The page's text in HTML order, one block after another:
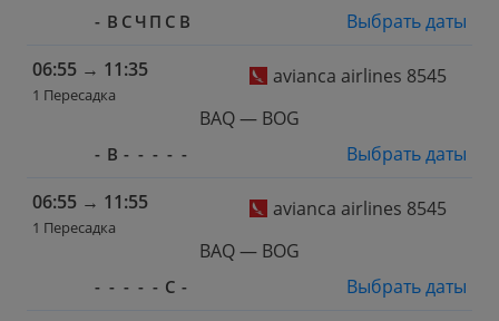
- В С Ч П С В
Выбрать даты
06:55 → 11:35
1 Пересадка
avianca airlines 8545
BAQ — BOG
- В - - - - -
Выбрать даты
06:55 → 11:55
1 Пересадка
avianca airlines 8545
BAQ — BOG
- - - - - С -
Выбрать даты